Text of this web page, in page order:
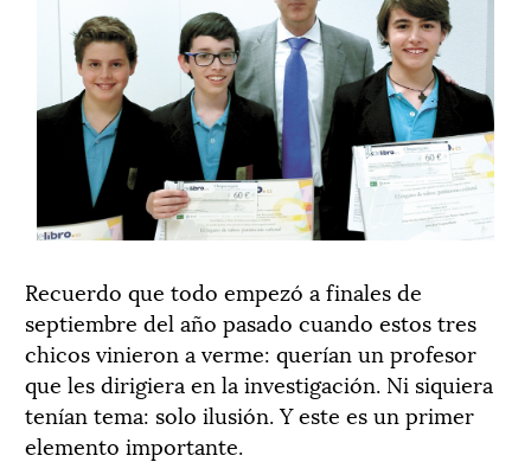
Recuerdo que todo empezó a finales de
septiembre del año pasado cuando estos tres
chicos vinieron a verme: querían un profesor
que les dirigiera en la investigación. Ni siquiera
tenían tema: solo ilusión. Y este es un primer
elemento importante.